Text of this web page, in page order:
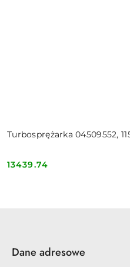
Turbosprężarka 04509552,
Cena:
13439.74
Dane adresowe